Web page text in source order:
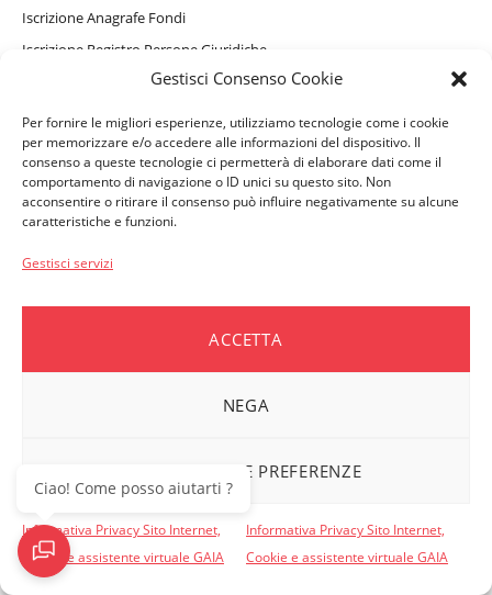
Gestisci Consenso Cookie
Per fornire le migliori esperienze, utilizziamo tecnologie come i cookie
per memorizzare e/o accedere alle informazioni del dispositivo. Il
consenso a queste tecnologie ci permetterà di elaborare dati come il
comportamento di navigazione o ID unici su questo sito. Non
acconsentire o ritirare il consenso può influire negativamente su alcune
caratteristiche e funzioni.
Gestisci servizi
ACCETTA
NEGA
VISUALIZZA LE PREFERENZE
Informativa Privacy Sito Internet,
Cookie e assistente virtuale GAIA
Informativa Privacy Sito Internet,
Cookie e assistente virtuale GAIA
Iscrizione Anagrafe Fondi
Iscrizione Registro Persone Giuridiche
Informativa Privacy Sito Internet, Cookie e assistente virtuale
Informativa Privacy Beneficiari
PERSONE ASSISTITE
Convenzionamenti e Servizi Complementari
Copyright © 2025 ASSIDIM. All Rights Reserved.
Ciao! Come posso aiutarti ?